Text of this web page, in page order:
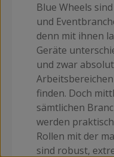
Blue Wheels
und
denn mit ihnen
Geräte
und zwar
finden. Doch
sämtlichen
werden
Rollen mit der
sind robust,